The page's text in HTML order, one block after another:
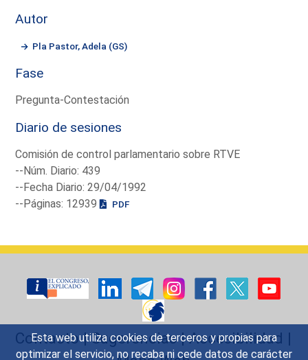
Esta web utiliza cookies de terceros y propias para
optimizar el servicio, no recaba ni cede datos de carácter
Autor
Pla Pastor, Adela (GS)
Fase
Pregunta-Contestación
Diario de sesiones
Comisión de control parlamentario sobre RTVE
--Núm. Diario: 439
--Fecha Diario: 29/04/1992
--Páginas: 12939
PDF
Contacto|Sugerencias|Accesibilidad |